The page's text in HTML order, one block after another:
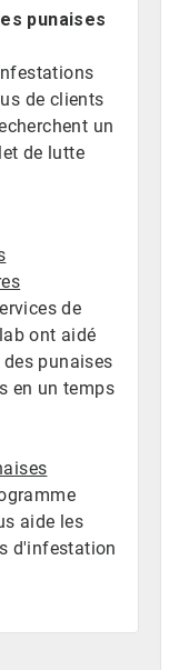
punaises
de clients
un
de lutte
de
ont aidé
punaises
en un temps
aide les
d'infestation